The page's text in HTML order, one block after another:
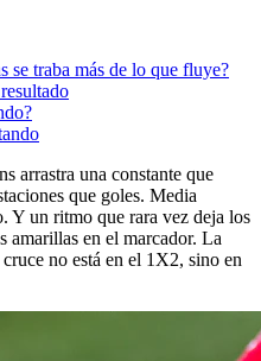
se traba más de lo que fluye?
arrastra una constante que
que goles. Media
Y un ritmo que rara vez deja los
amarillas en el marcador. La
no está en el 1X2, sino en